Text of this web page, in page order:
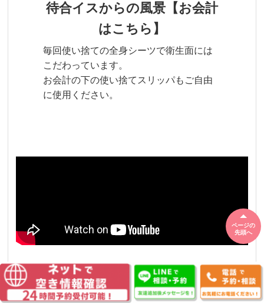
待合イスからの風景【お会計
はこちら】
毎回使い捨ての全身シーツで衛生面には
こだわっています。
お会計の下の使い捨てスリッパもご自由
に使用ください。
ページの
先頭へ